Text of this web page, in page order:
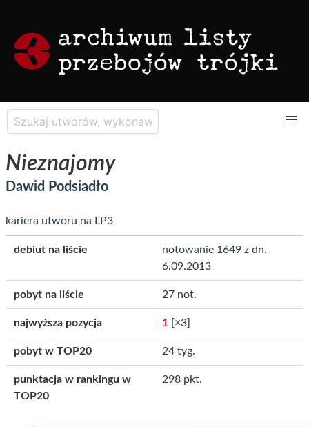
Nieznajomy
Dawid Podsiadło
kariera utworu na LP3
debiut na liście notowanie 1649 z dn.
6.09.2013
pobyt na liście 27 not.
najwyższa pozycja 1 [×3]
pobyt w TOP20 24 tyg.
punktacja w rankingu w
TOP20
298 pkt.